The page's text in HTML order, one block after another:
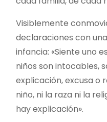
Visiblemente
declaraciones con
infancia: «Siente uno
niños son intocables,
explicación, excusa o
niño, ni la raza ni la
hay explicación».